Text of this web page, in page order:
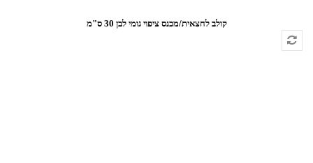
קולב לחצאית/מכנס ציפוי גומי לבן 30 ס"מ